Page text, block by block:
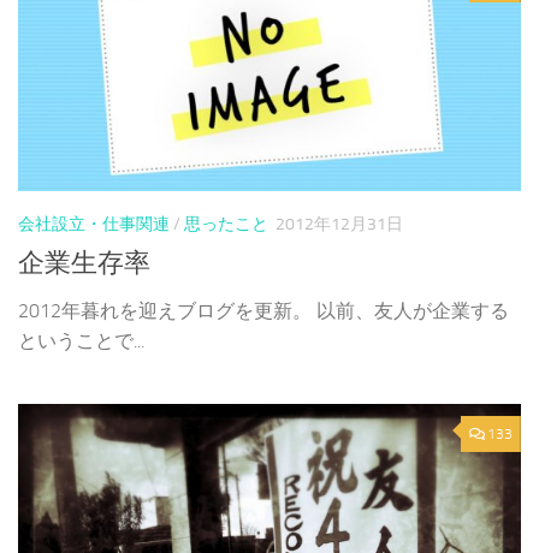
会社設立・仕事関連 / 思ったこと 2012年12月31日
企業生存率
2012年暮れを迎えブログを更新。 以前、友人が企業する
ということで...
133